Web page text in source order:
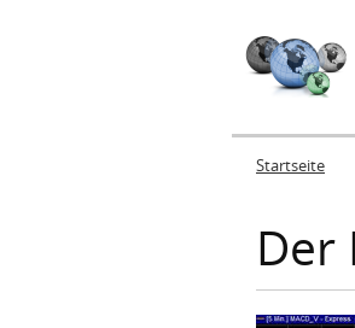
Sie sind
Startseite
Der